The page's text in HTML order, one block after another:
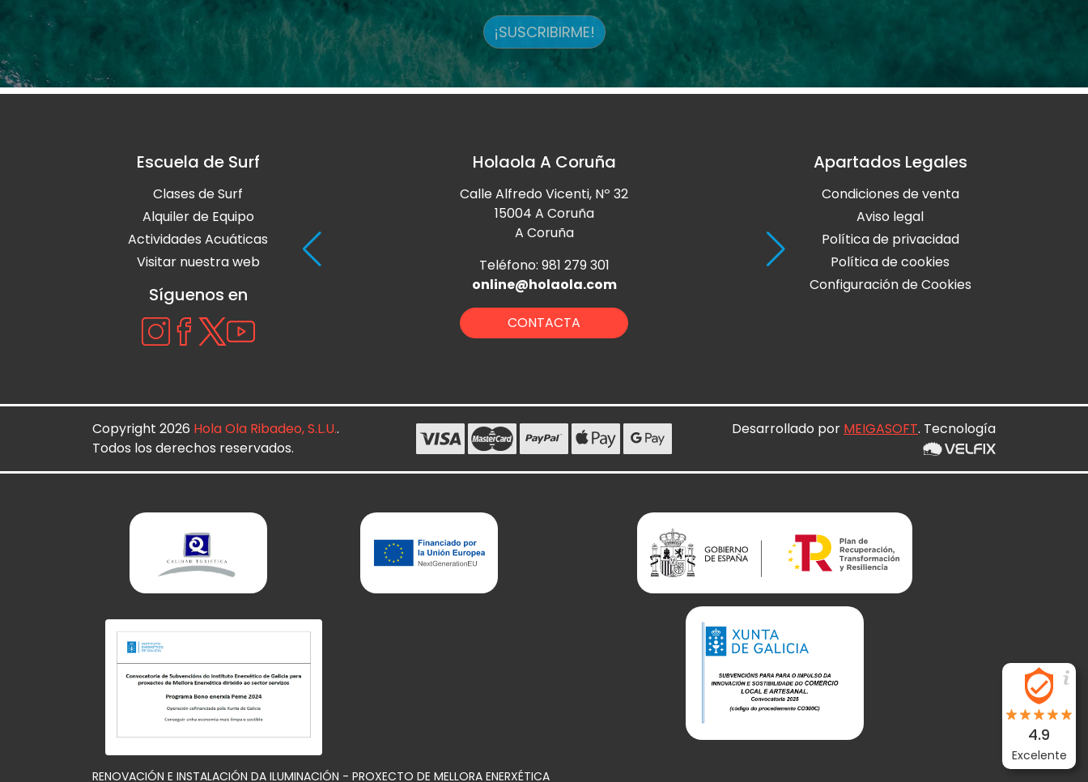
¡SUSCRIBIRME!
Escuela de Surf
Clases de Surf
Alquiler de Equipo
Actividades Acuáticas
Visitar nuestra web
Síguenos en
Holaola A Coruña
Calle Alfredo Vicenti, Nº 32
15004 A Coruña
A Coruña
Teléfono: 981 279 301
online@holaola.com
CONTACTA
Holaola Ribadeo
Avda de Leopoldo Calvo Sotelo,
Teléfono: 982 128 424
online@holaola.com
Apartados Legales
Condiciones de venta
Aviso legal
Política de privacidad
Política de cookies
Configuración de Cookies
Copyright 2026 Hola Ola Ribadeo, S.L.U..
Todos los derechos reservados.
Desarrollado por MEIGASOFT. Tecnología
RENOVACIÓN E INSTALACIÓN DA ILUMINACIÓN - PROXECTO DE MELLORA ENERXÉTICA
4.9
Excelente